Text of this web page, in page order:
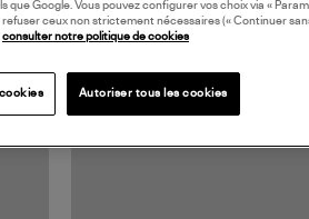
Google. Vous pouvez configurer vos choix via «
refuser ceux non strictement nécessaires (« Continuer
consulter notre politique de cookies
Autoriser tous les cookies